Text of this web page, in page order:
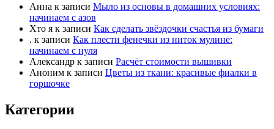
Анна к записи Мыло из основы в домашних условиях:
начинаем с азов
Хто я к записи Как сделать звёздочки счастья из бумаги
. к записи Как плести фенечки из ниток мулине:
начинаем с нуля
Александр к записи Расчёт стоимости вышивки
Аноним к записи Цветы из ткани: красивые фиалки в
горшочке
Категории